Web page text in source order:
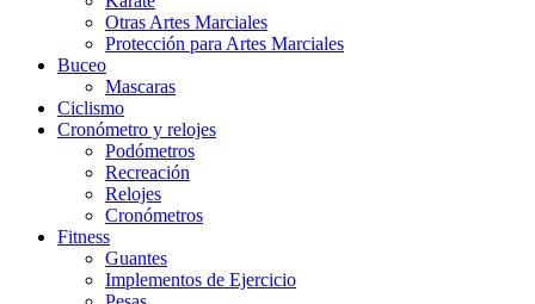
Otras Artes Marciales
Protección para Artes Marciales
Buceo
Mascaras
Ciclismo
Cronómetro y relojes
Podómetros
Recreación
Relojes
Cronómetros
Fitness
Guantes
Implementos de Ejercicio